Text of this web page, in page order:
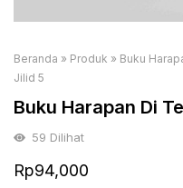
Beranda » Produk » Buku
Jilid 5
Buku Harapan Di
59 Dilihat
Rp94,000